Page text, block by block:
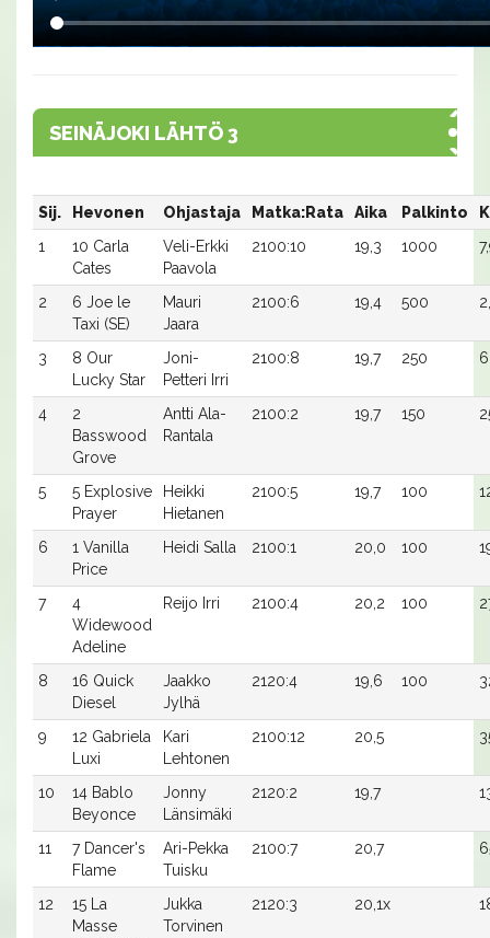
SEINÄJOKI LÄHTÖ 3
Sij. Hevonen Ohjastaja Matka:Rata Aika Palkinto
1
10 Carla
Cates
Veli-Erkki
Paavola
2100:10 19,3 1000
2
6 Joe le
Taxi (SE)
Mauri
Jaara
2100:6 19,4 500
3
8 Our
Lucky Star
Joni-
Petteri Irri
2100:8 19,7 250
4
2
Basswood
Grove
Antti Ala-
Rantala
2100:2 19,7 150
5
5 Explosive
Prayer
Heikki
Hietanen
2100:5 19,7 100
6
1 Vanilla
Price
Heidi Salla 2100:1 20,0 100
7
4
Widewood
Adeline
Reijo Irri 2100:4 20,2 100
8
16 Quick
Diesel
Jaakko
Jylhä
2120:4 19,6 100
9
12 Gabriela
Luxi
Kari
Lehtonen
2100:12 20,5
10
14 Bablo
Beyonce
Jonny
Länsimäki
2120:2 19,7
11
7 Dancer's
Flame
Ari-Pekka
Tuisku
2100:7 20,7
12
15 La
Masse
Jukka
Torvinen
2120:3 20,1x